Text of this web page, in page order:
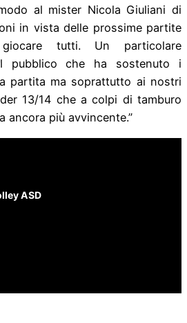
al mister Nicola Giuliani di
in vista delle prossime partite
tutti. Un particolare
pubblico che ha sostenuto i
partita ma soprattutto ai nostri
13/14 che a colpi di tamburo
ancora più avvincente.”
ASD